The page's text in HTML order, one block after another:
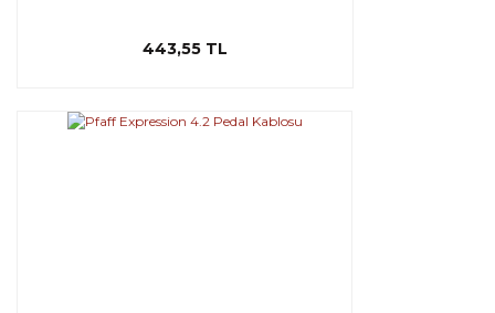
443,55 TL